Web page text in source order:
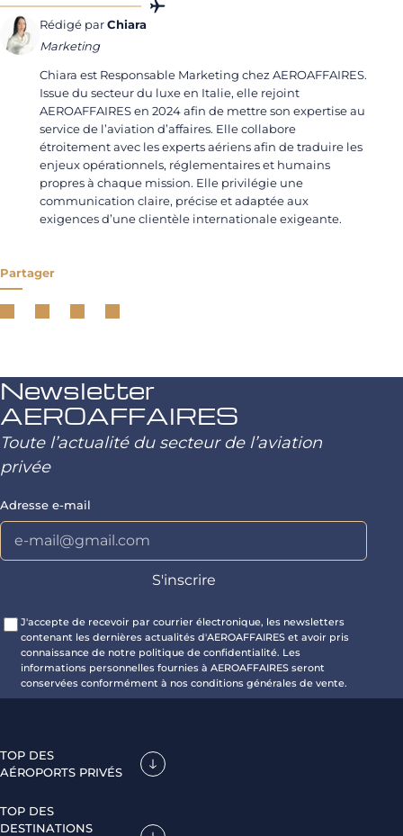
Rédigé parChiara
Marketing
Chiara est Responsable Marketing chez AEROAFFAIRES.
Issue du secteur du luxe en Italie, elle rejoint
AEROAFFAIRES en 2024 afin de mettre son expertise au
service de l’aviation d’affaires. Elle collabore
étroitement avec les experts aériens afin de traduire les
enjeux opérationnels, réglementaires et humains
propres à chaque mission. Elle privilégie une
communication claire, précise et adaptée aux
exigences d’une clientèle internationale exigeante.
Partager
Newsletter
AEROAFFAIRES
Toute l’actualité du secteur de l’aviation
privée
Adresse e-mail
J'accepte de recevoir par courrier électronique, les newsletters
contenant les dernières actualités d'AEROAFFAIRES et avoir pris
connaissance de notre politique de confidentialité. Les
informations personnelles fournies à AEROAFFAIRES seront
conservées conformément à nos conditions générales de vente.
TOP DES
AÉROPORTS PRIVÉS
TOP DES
DESTINATIONS